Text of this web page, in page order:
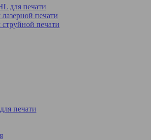
для печати
печати
печати
печати